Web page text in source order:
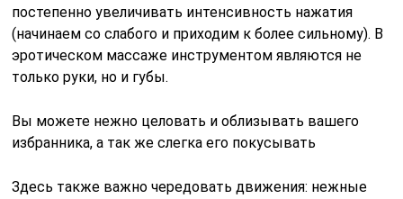
постепенно увеличивать интенсивность нажатия
(начинаем со слабого и приходим к более сильному). В
эротическом массаже инструментом являются не
только руки, но и губы.
Вы можете нежно целовать и облизывать вашего
избранника, а так же слегка его покусывать
Здесь также важно чередовать движения: нежные